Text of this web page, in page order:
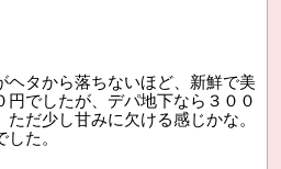
ヘタから落ちないほど、新鮮で美
でしたが、デパ地下なら３００
だ少し甘みに欠ける感じかな。
た。